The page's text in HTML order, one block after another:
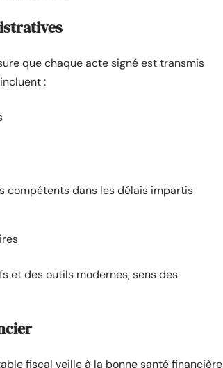
que chaque acte signé est transmis
:
compétents dans les délais impartis
et des outils modernes, sens des
fiscal veille à la bonne santé financière